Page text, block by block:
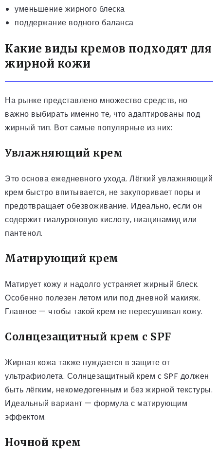
уменьшение жирного блеска
поддержание водного баланса
Какие виды кремов подходят для
жирной кожи
На рынке представлено множество средств, но
важно выбирать именно те, что адаптированы под
жирный тип. Вот самые популярные из них:
Увлажняющий крем
Это основа ежедневного ухода. Лёгкий увлажняющий
крем быстро впитывается, не закупоривает поры и
предотвращает обезвоживание. Идеально, если он
содержит гиалуроновую кислоту, ниацинамид или
пантенол.
Матирующий крем
Матирует кожу и надолго устраняет жирный блеск.
Особенно полезен летом или под дневной макияж.
Главное — чтобы такой крем не пересушивал кожу.
Солнцезащитный крем с SPF
Жирная кожа также нуждается в защите от
ультрафиолета. Солнцезащитный крем с SPF должен
быть лёгким, некомедогенным и без жирной текстуры.
Идеальный вариант — формула с матирующим
эффектом.
Ночной крем